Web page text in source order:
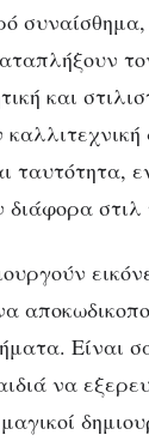
και
ταυτότητα,
στιλ
Είναι
να